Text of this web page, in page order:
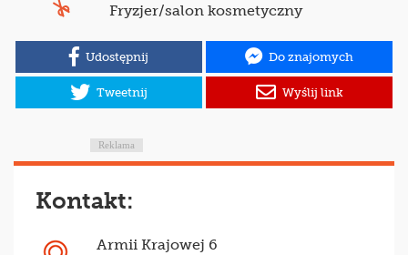
Fryzjer/salon kosmetyczny
Udostępnij Do znajomych
Tweetnij Wyślij link
Reklama
Kontakt:
Armii Krajowej 6